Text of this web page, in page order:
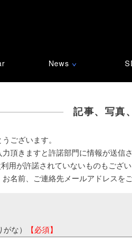
News ∨
記事、写真
ございます。
頂きますと許諾部門に情報が送信
用が許諾されていないものもござ
お名前、ご連絡先メールアドレスを
な） 【必須】